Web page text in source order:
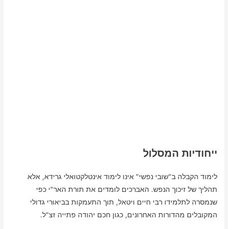
ייחודיות המסלול
לימוד הקבלה ב"שובי נפשי" אינו לימוד אינטלקטואלי גרידא, אלא
תהליך של זיכוך הנפש. האברכים לומדים את תורת האר"י כפי
שנמסרה לתלמידו רבי חיים ויטאל, תוך התעמקות בביאורי גדולי
המקובלים מהדורות האחרונים, כגון חכם יהודה פתייה זצ"ל.